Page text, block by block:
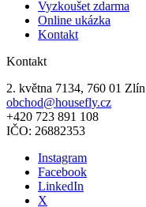
Vyzkoušet zdarma
Online ukázka
Kontakt
Kontakt
2. května 7134, 760 01 Zlín
obchod@housefly.cz
+420 723 891 108
IČO: 26882353
Instagram
Facebook
LinkedIn
X